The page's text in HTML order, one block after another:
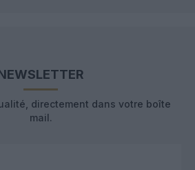
directement dans votre boîte
mail.